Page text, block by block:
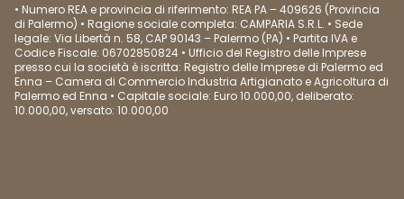
• Numero REA e provincia di riferimento: REA PA – 409626 (Provincia
di Palermo) • Ragione sociale completa: CAMPARIA S.R.L. • Sede
legale: Via Libertà n. 58, CAP 90143 – Palermo (PA) • Partita IVA e
Codice Fiscale: 06702850824 • Ufficio del Registro delle Imprese
presso cui la società è iscritta: Registro delle Imprese di Palermo ed
Enna – Camera di Commercio Industria Artigianato e Agricoltura di
Palermo ed Enna • Capitale sociale: Euro 10.000,00, deliberato:
10.000,00, versato: 10.000,00